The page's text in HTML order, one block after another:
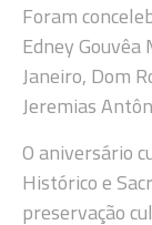
Foram
Edney
Janeiro, Dom
Jeremias
O aniversário
Histórico e
preservação